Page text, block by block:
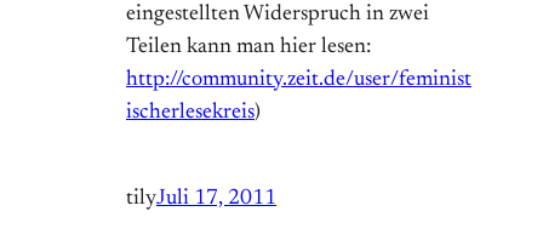
eingestellten Widerspruch in zwei
Teilen kann man hier lesen:
http://community.zeit.de/user/feminist
ischerlesekreis)
tilyJuli 17, 2011